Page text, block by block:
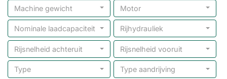
Machine gewicht Motor
Nominale laadcapaciteit Rijhydrauliek
Rijsnelheid achteruit Rijsnelheid vooruit
Type Type aandrijving